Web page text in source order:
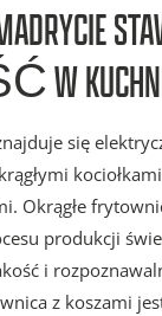
W
się
Okrągłe
produkcji
i
z koszami